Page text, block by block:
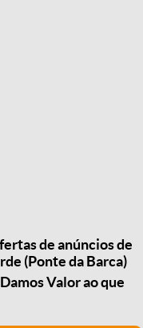
de anúncios de
(Ponte da Barca)
Valor ao que